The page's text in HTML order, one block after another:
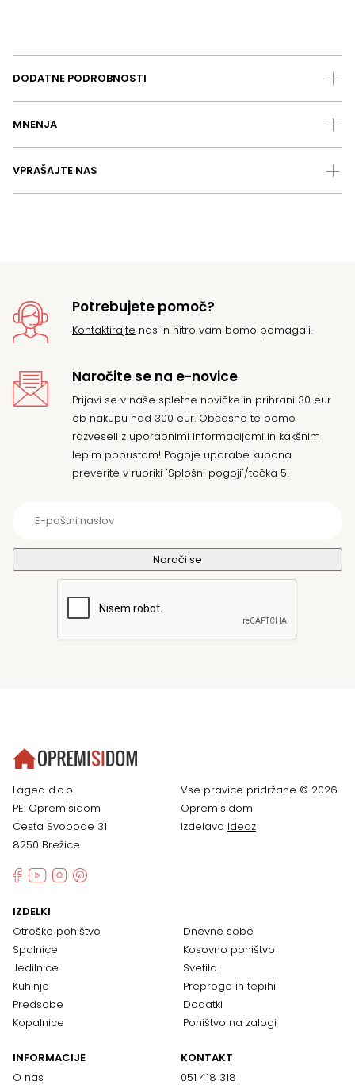
DODATNE PODROBNOSTI
MNENJA
VPRAŠAJTE NAS
Potrebujete pomoč?
Kontaktirajte nas in hitro vam bomo pomagali.
Naročite se na e-novice
Prijavi se v naše spletne novičke in prihrani 30 eur
ob nakupu nad 300 eur. Občasno te bomo
razveseli z uporabnimi informacijami in kakšnim
lepim popustom! Pogoje uporabe kupona
preverite v rubriki "Splošni pogoji"/točka 5!
Lagea d.o.o.
PE: Opremisidom
Cesta Svobode 31
8250 Brežice
Vse pravice pridržane © 2026
Opremisidom
Izdelava Ideaz
IZDELKI
Otroško pohištvo
Spalnice
Jedilnice
Kuhinje
Predsobe
Kopalnice
Dnevne sobe
Kosovno pohištvo
Svetila
Preproge in tepihi
Dodatki
Pohištvo na zalogi
INFORMACIJE
O nas
KONTAKT
051 418 318